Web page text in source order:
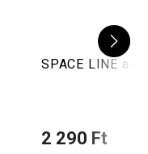
SPACE LINE
2 290 Ft